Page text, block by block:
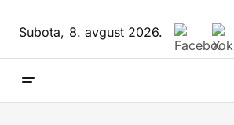
Subota,8. avgust 2026.